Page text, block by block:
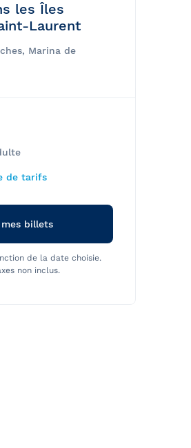
les Îles
Laurent
Marina de
de tarifs
billets
de la date choisie.
non inclus.